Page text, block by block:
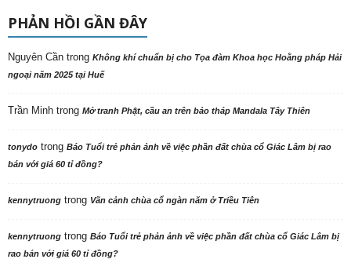
PHẢN HỒI GẦN ĐÂY
Nguyên Cần trong Không khí chuẩn bị cho Tọa đàm Khoa học Hoằng pháp Hải
ngoại năm 2025 tại Huế
Trần Minh trong Mở tranh Phật, cầu an trên bảo tháp Mandala Tây Thiên
tonydo trong Báo Tuổi trẻ phản ảnh về việc phần đất chùa cổ Giác Lâm bị rao
bán với giá 60 tỉ đồng?
kennytruong trong Vãn cảnh chùa cổ ngàn năm ở Triều Tiên
kennytruong trong Báo Tuổi trẻ phản ảnh về việc phần đất chùa cổ Giác Lâm bị
rao bán với giá 60 tỉ đồng?